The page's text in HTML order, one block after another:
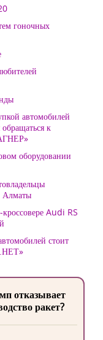
гоночных
автомобилей
к
оборудовании
Алматы
Audi RS
стоит
отказывает
ракет?